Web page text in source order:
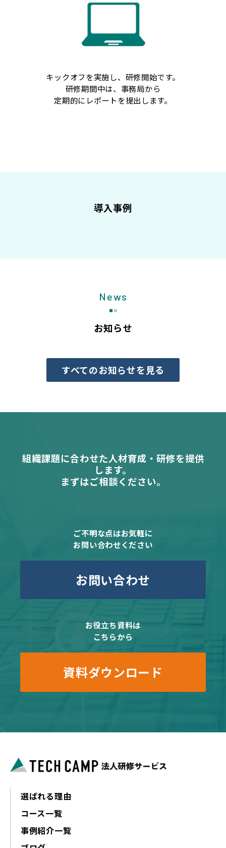
キックオフを実施し、研修開始です。
研修期間中は、事務局から
定期的にレポートを提出します。
導入事例
News
お知らせ
すべてのお知らせを見る
組織課題に合わせた人材育成・研修を提供
します。
まずはご相談ください。
ご不明な点はお気軽に
お問い合わせください
お問い合わせ
お役立ち資料は
こちらから
資料ダウンロード
選ばれる理由
コース一覧
事例紹介一覧